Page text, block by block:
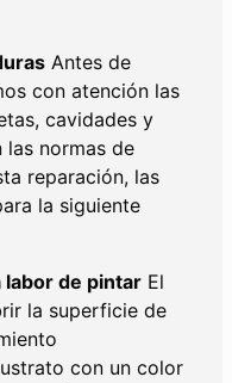
Antes de
con atención las
cavidades y
las normas de
reparación, las
la siguiente
labor de pintar El
la superficie de
con un color